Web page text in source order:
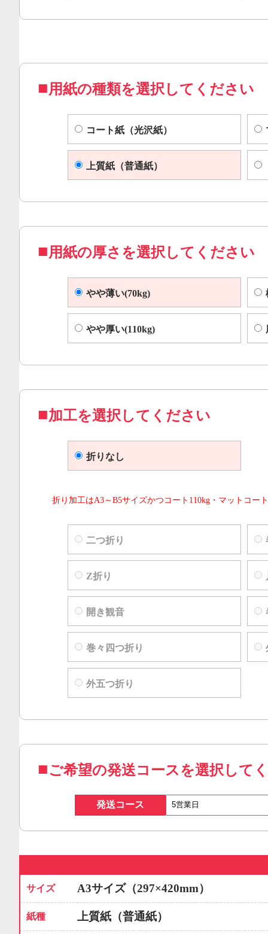
用紙の種類を選択してください
コート紙（光沢紙）
上質紙（普通紙）
用紙の厚さを選択してください
やや薄い(70kg)
やや厚い(110kg)
加工を選択してください
折りなし
折り加工はA3～B5サイズかつコート110kg・マットコー
二つ折り
Z折り
開き観音
巻々四つ折り
外五つ折り
ご希望の発送コースを選択して
発送コース
サイズ A3サイズ（297×420mm）
紙種 上質紙（普通紙）